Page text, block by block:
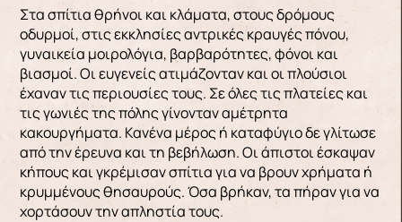
Στα σπίτια θρήνοι και κλάματα, στους δρό­μους
οδυρμοί, στις εκκλησίες αντρικές κραυγές πόνου,
γυναικεία μοιρολόγια, βαρβαρότητες, φό­νοι και
βιασμοί. Οι ευγενείς ατιμάζονταν και οι πλούσιοι
έχαναν τις περιουσίες τους. Σε όλες τις πλατείες και
τις γωνιές της πόλης γίνονταν αμέ­τρητα
κακουργήματα. Κανένα μέρος ή καταφύγιο δε γλίτωσε
από την έρευνα και τη βεβήλωση. Οι άπιστοι έσκαψαν
κήπους και γκρέμισαν σπίτια για να βρουν χρήματα ή
κρυμμένους θησαυρούς. Όσα βρήκαν, τα πήραν για να
χορτάσουν την απληστία τους.